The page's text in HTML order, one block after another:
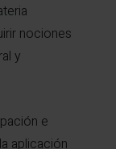
nociones
y
e
aplicación